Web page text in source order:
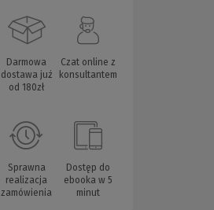
Darmowa
dostawa już
od 180zł
Czat online z
konsultantem
Sprawna
realizacja
zamówienia
Dostęp do
ebooka w 5
minut